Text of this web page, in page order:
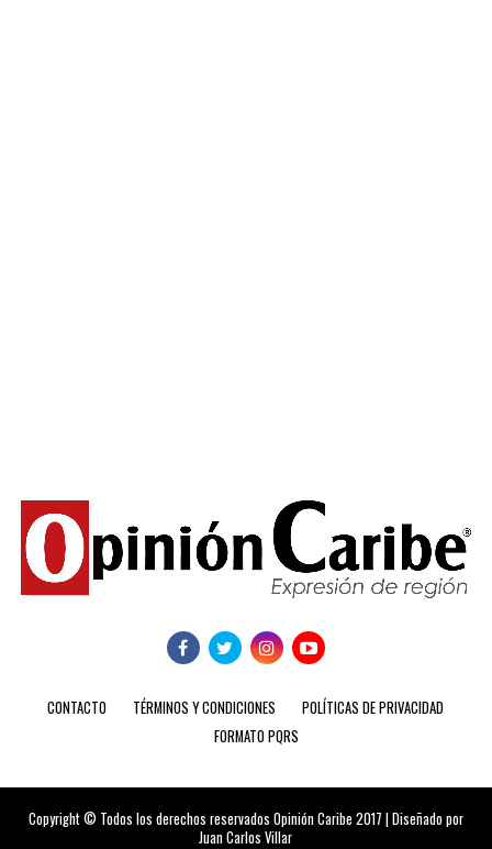
CONTACTO TÉRMINOS Y CONDICIONES
POLÍTICAS DE PRIVACIDAD
FORMATO PQRS
Copyright © Todos los derechos reservados Opinión Caribe 2017 | Diseñado por
Juan Carlos Villar